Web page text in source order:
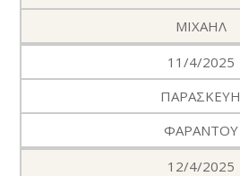
ΜΙΧΑΗΛ
11/4/2025
ΠΑΡΑΣΚΕΥΗ
ΦΑΡΑΝΤΟΥ
12/4/2025